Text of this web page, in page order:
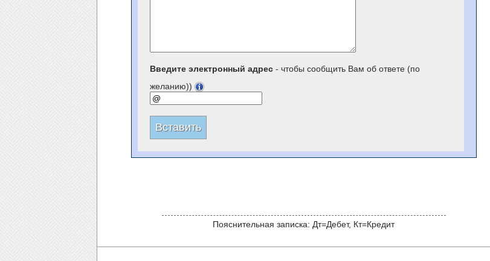
Введите электронный адрес- чтобы сообщить Вам об ответе (по
желанию))
Пояснительная записка: Дт=Дебет, Кт=Кредит